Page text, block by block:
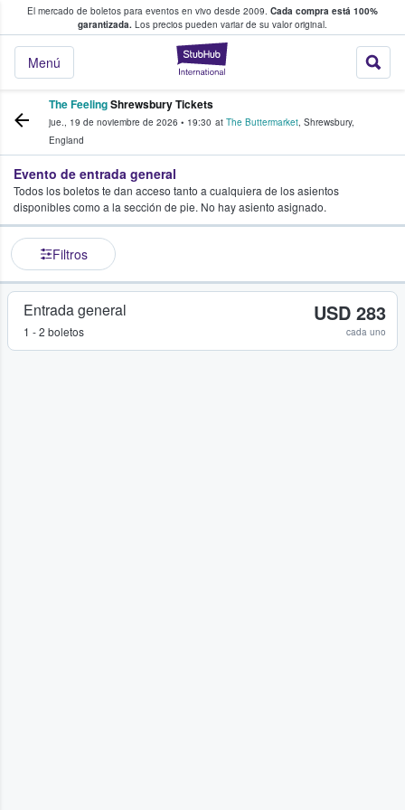
El mercado de boletos para eventos en vivo desde 2009. Cada compra está 100%
garantizada. Los precios pueden variar de su valor original.
StubHub: donde
Menú
fans compran y venden boletos
The FeelingShrewsbury Tickets
jue., 19 de noviembre de 2026 • 19:30 at The Buttermarket, Shrewsbury,
England
Evento de entrada general
Todos los boletos te dan acceso tanto a cualquiera de los asientos
disponibles como a la sección de pie. No hay asiento asignado.
Filtros
Entrada general
1 - 2 boletos
USD 283
cada uno